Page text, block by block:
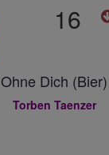
16
Ohne Dich (Bier)
Torben Taenzer